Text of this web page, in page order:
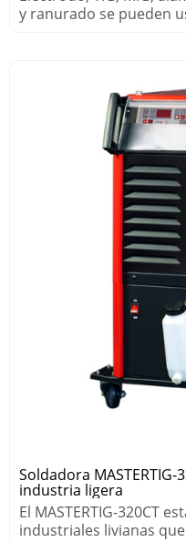
y ranurado se pueden
Soldadora MASTERTIG-
industria ligera
El MASTERTIG-320CT
industriales livianas